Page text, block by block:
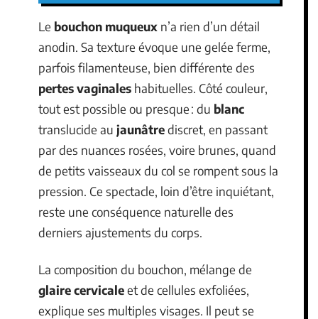
Le bouchon muqueux n’a rien d’un détail
anodin. Sa texture évoque une gelée ferme,
parfois filamenteuse, bien différente des
pertes vaginales habituelles. Côté couleur,
tout est possible ou presque : du blanc
translucide au jaunâtrediscret, en passant
par des nuances rosées, voire brunes, quand
de petits vaisseaux du col se rompent sous la
pression. Ce spectacle, loin d’être inquiétant,
reste une conséquence naturelle des
derniers ajustements du corps.
La composition du bouchon, mélange de
glaire cervicaleet de cellules exfoliées,
explique ses multiples visages. Il peut se